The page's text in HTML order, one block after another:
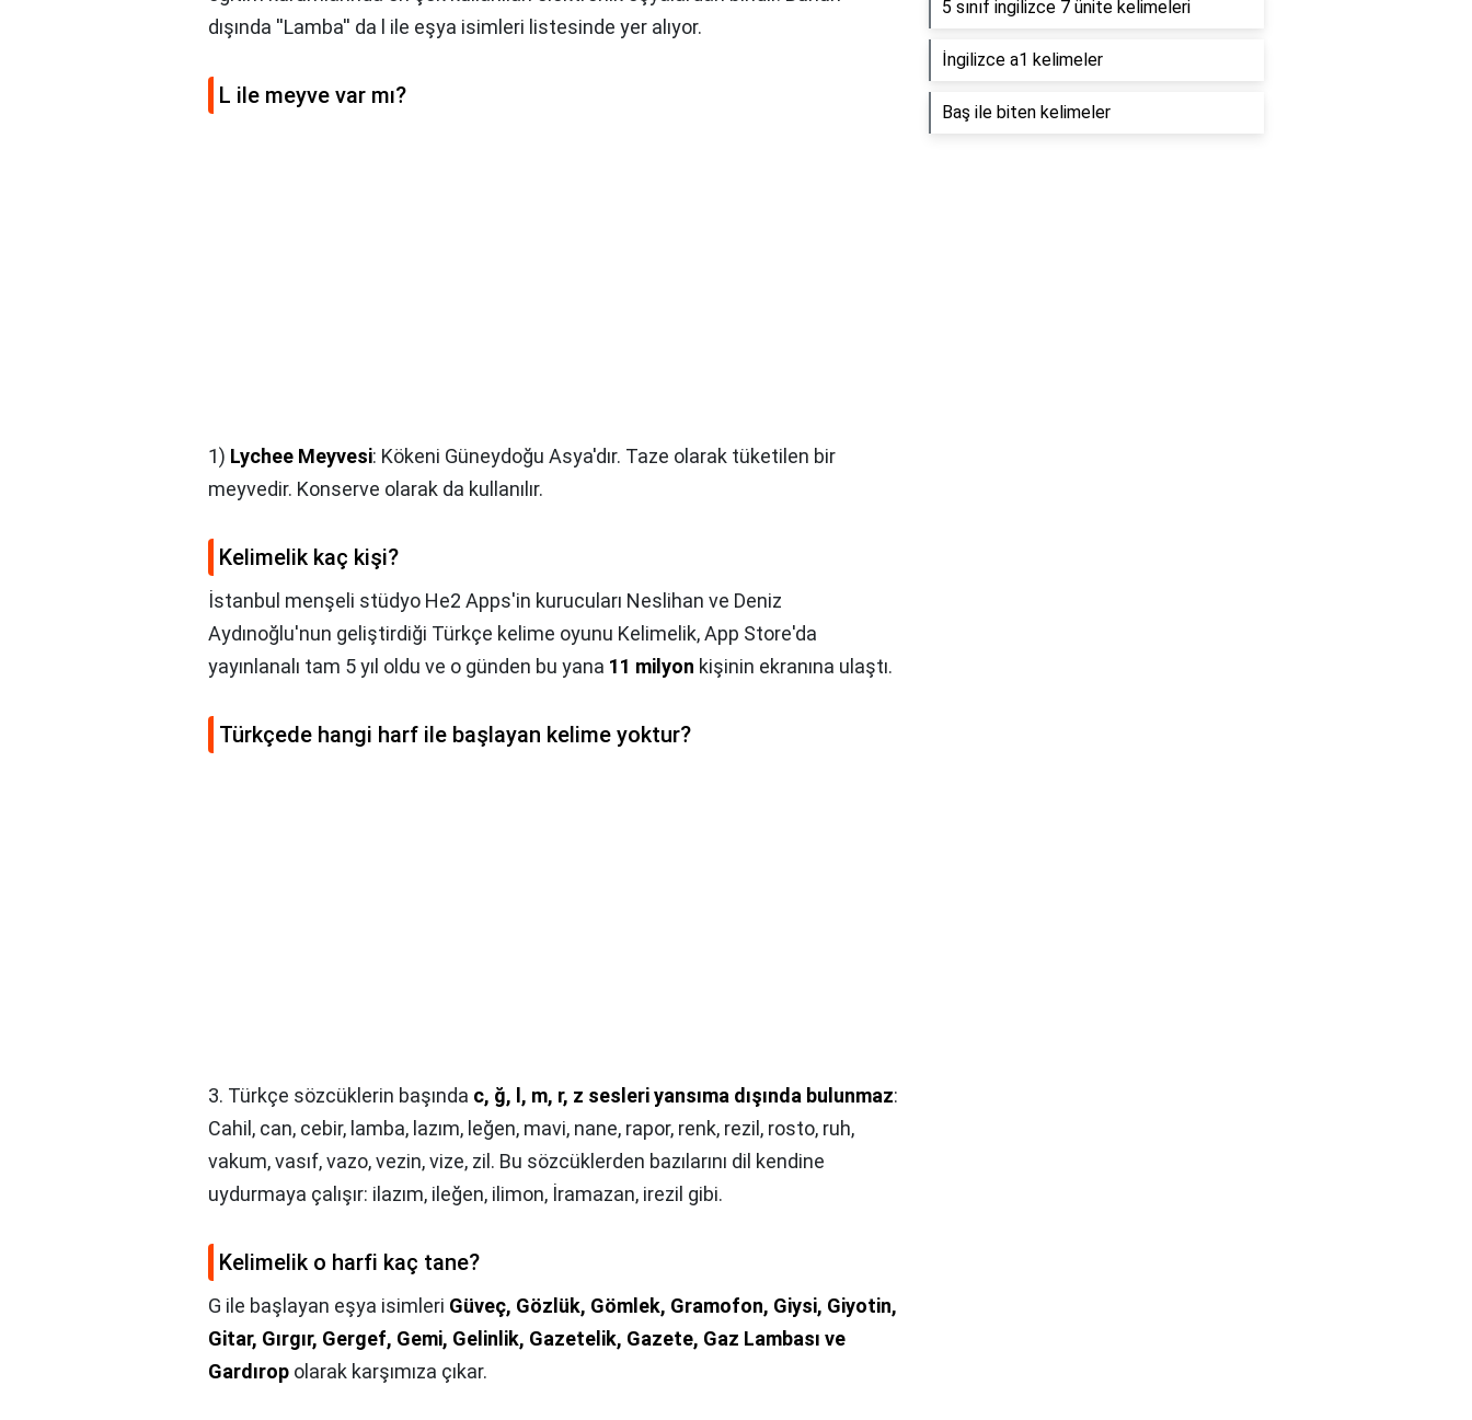
dışında ''Lamba'' da l ile eşya isimleri listesinde yer alıyor.
L ile meyve var mı?
1) Lychee Meyvesi: Kökeni Güneydoğu Asya'dır. Taze olarak tüketilen bir
meyvedir. Konserve olarak da kullanılır.
Kelimelik kaç kişi?
İstanbul menşeli stüdyo He2 Apps'in kurucuları Neslihan ve Deniz
Aydınoğlu'nun geliştirdiği Türkçe kelime oyunu Kelimelik, App Store'da
yayınlanalı tam 5 yıl oldu ve o günden bu yana 11 milyon kişinin ekranına ulaştı.
Türkçede hangi harf ile başlayan kelime yoktur?
3. Türkçe sözcüklerin başında c, ğ, l, m, r, z sesleri yansıma dışında bulunmaz:
Cahil, can, cebir, lamba, lazım, leğen, mavi, nane, rapor, renk, rezil, rosto, ruh,
vakum, vasıf, vazo, vezin, vize, zil. Bu sözcüklerden bazılarını dil kendine
uydurmaya çalışır: ilazım, ileğen, ilimon, İramazan, irezil gibi.
Kelimelik o harfi kaç tane?
G ile başlayan eşya isimleri Güveç, Gözlük, Gömlek, Gramofon, Giysi, Giyotin,
Gitar, Gırgır, Gergef, Gemi, Gelinlik, Gazetelik, Gazete, Gaz Lambası ve
Gardırop olarak karşımıza çıkar.
5 sınıf ingilizce 7 ünite kelimeleri
İngilizce a1 kelimeler
Baş ile biten kelimeler